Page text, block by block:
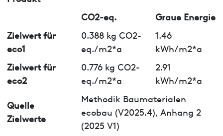
CO2-eq.
Graue Energie
Zielwert für
eco1
0.388 kg CO2-
eq./m2*a
1.46
kWh/m2*a
Zielwert für
eco2
0.776 kg CO2-
eq./m2*a
2.91
kWh/m2*a
Quelle
Zielwerte
Methodik Baumaterialen
ecobau (V2025.4), Anhang 2
(2025 V1)